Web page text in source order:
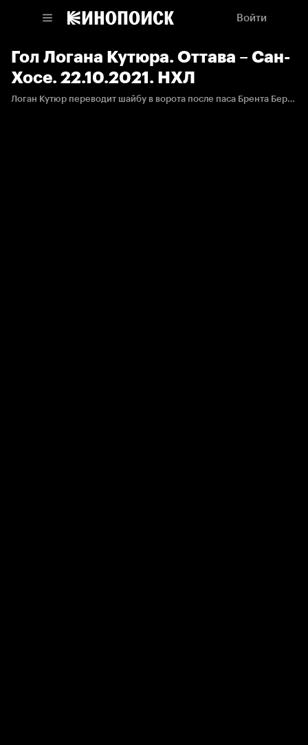
Войти
Гол Логана Кутюра. Оттава – Сан-
Хосе. 22.10.2021. НХЛ
Логан Кутюр переводит шайбу в ворота после паса Брента Бернса